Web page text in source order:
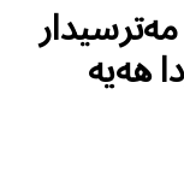
هەیە